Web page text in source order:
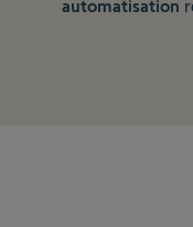
automatisation